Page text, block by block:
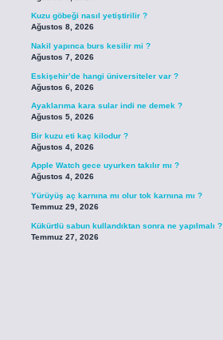
Kuzu göbeği nasıl yetiştirilir ?
Ağustos 8, 2026
Nakil yapınca burs kesilir mi ?
Ağustos 7, 2026
Eskişehir’de hangi üniversiteler var ?
Ağustos 6, 2026
Ayaklarıma kara sular indi ne demek ?
Ağustos 5, 2026
Bir kuzu eti kaç kilodur ?
Ağustos 4, 2026
Apple Watch gece uyurken takılır mı ?
Ağustos 4, 2026
Yürüyüş aç karnına mı olur tok karnına mı ?
Temmuz 29, 2026
Kükürtlü sabun kullandıktan sonra ne yapılmalı ?
Temmuz 27, 2026